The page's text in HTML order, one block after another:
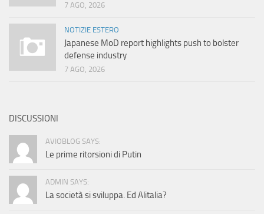
7 AGO, 2026
NOTIZIE ESTERO
Japanese MoD report highlights push to bolster
defense industry
7 AGO, 2026
DISCUSSIONI
AVIOBLOG SAYS:
Le prime ritorsioni di Putin
ADMIN SAYS:
La società si sviluppa. Ed Alitalia?